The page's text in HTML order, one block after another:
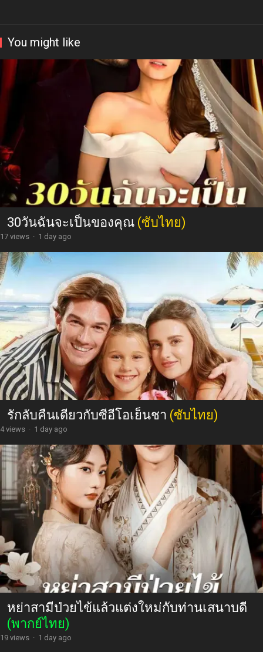
You might like
30วันฉันจะเป็นของคุณ (ซับไทย)
17 views · 1 day ago
รักลับคืนเดียวกับซีอีโอเย็นชา (ซับไทย)
4 views · 1 day ago
หย่าสามีป่วยไข้แล้วแต่งใหม่กับท่านเสนาบดี
(พากย์ไทย)
19 views · 1 day ago